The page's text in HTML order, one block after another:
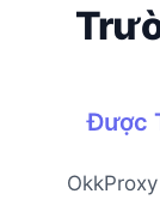
Được